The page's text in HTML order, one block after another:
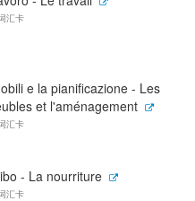
汇卡
e la pianificazione - Les
et l'aménagement
汇卡
- La nourriture
汇卡